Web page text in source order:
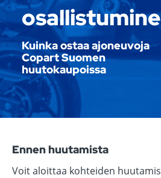
Kuinka ostaa ajoneuvoja
Copart Suomen
huutokaupoissa
Ennen huutamista
Voit aloittaa kohteiden